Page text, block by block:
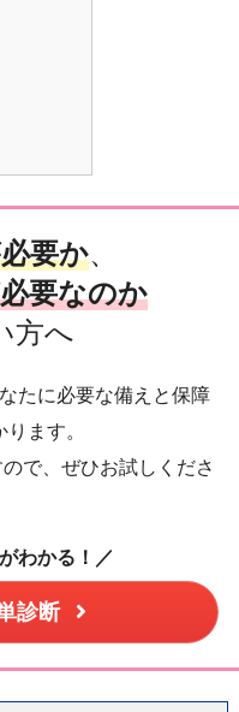
要か、
要なのか
方へ
たに必要な備えと保障
ます。
で、ぜひお試しくださ
わかる！／
診断